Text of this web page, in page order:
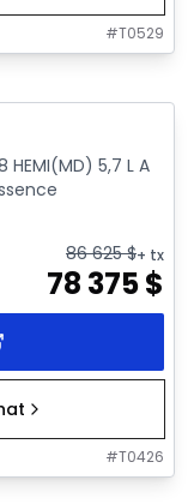
#T0529
5,7 L A
86 625$+ tx
78 375$
#T0426